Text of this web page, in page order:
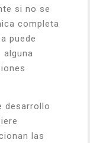
si no se
completa
puede
alguna
desarrollo
las